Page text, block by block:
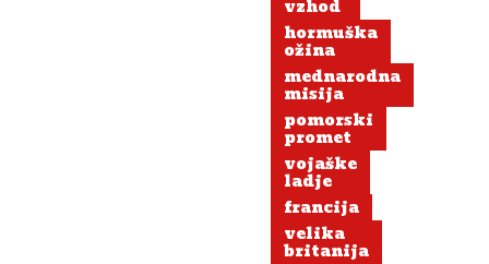
enkratno
uporabo«
vzhod
hormuška
ožina
mednarodna
misija
pomorski
promet
vojaške
ladje
francija
velika
britanija